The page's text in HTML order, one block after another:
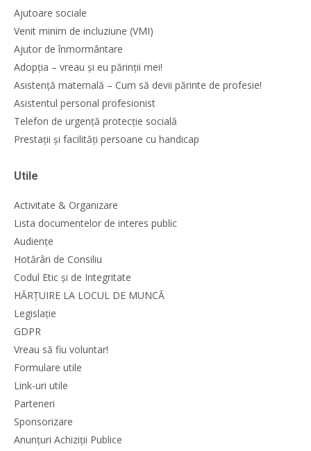
Ajutoare sociale
Venit minim de incluziune (VMI)
Ajutor de înmormântare
Adopția – vreau și eu părinții mei!
Asistență maternală – Cum să devii părinte de profesie!
Asistentul personal profesionist
Telefon de urgență protecție socială
Prestații și facilități persoane cu handicap
Utile
Activitate & Organizare
Lista documentelor de interes public
Audiențe
Hotărâri de Consiliu
Codul Etic și de Integritate
HĂRȚUIRE LA LOCUL DE MUNCĂ
Legislație
GDPR
Vreau să fiu voluntar!
Formulare utile
Link-uri utile
Parteneri
Sponsorizare
Anunțuri Achiziții Publice